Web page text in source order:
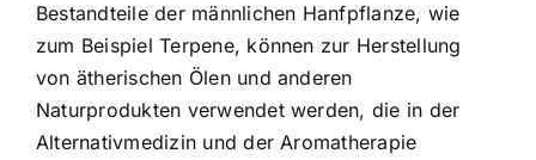
Bestandteile der männlichen Hanfpflanze, wie
zum Beispiel Terpene, können zur Herstellung
von ätherischen Ölen und anderen
Naturprodukten verwendet werden, die in der
Alternativmedizin und der Aromatherapie